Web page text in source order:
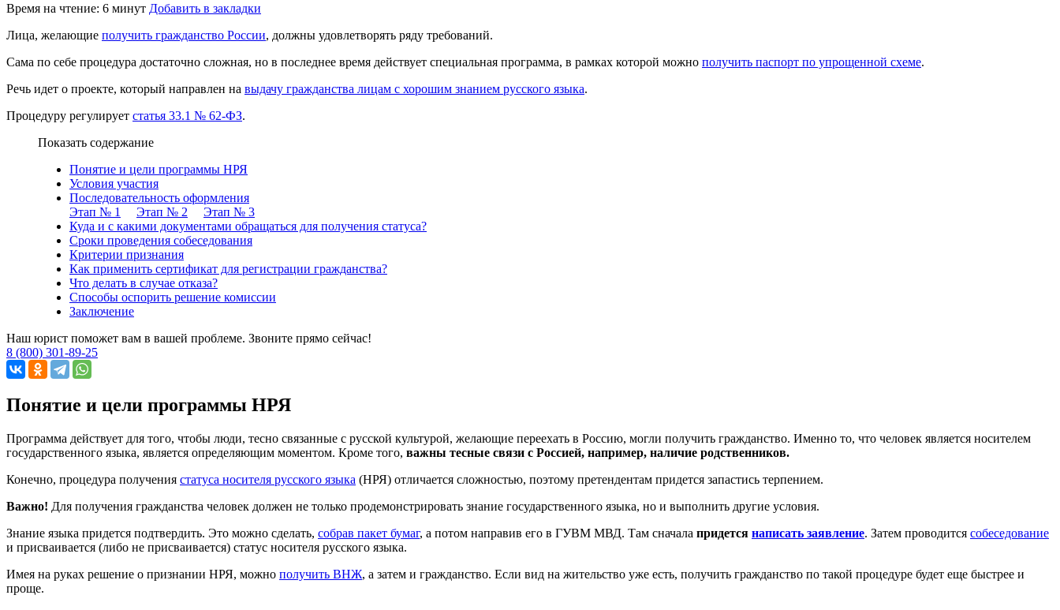
Время на чтение: 6 минут Добавить в закладки
Лица, желающие получить гражданство России, должны удовлетворять ряду требований.
Сама по себе процедура достаточно сложная, но в последнее время действует специальная программа, в рамках которой можно получить паспорт по упрощенной схеме.
Речь идет о проекте, который направлен на выдачу гражданства лицам с хорошим знанием русского языка.
Процедуру регулирует статья 33.1 № 62-ФЗ.
Показать содержание
Понятие и цели программы НРЯ
Условия участия
Последовательность оформления
Этап № 1
Этап № 2
Этап № 3
Куда и с какими документами обращаться для получения статуса?
Сроки проведения собеседования
Критерии признания
Как применить сертификат для регистрации гражданства?
Что делать в случае отказа?
Способы оспорить решение комиссии
Заключение
Наш юрист поможет вам в вашей проблеме. Звоните прямо сейчас!
8 (800) 301-89-25
Понятие и цели программы НРЯ
Программа действует для того, чтобы люди, тесно связанные с русской культурой, желающие переехать в Россию, могли получить гражданство. Именно то, что человек является носителем
государственного языка, является определяющим моментом. Кроме того, важны тесные связи с Россией, например, наличие родственников.
Конечно, процедура получения статуса носителя русского языка (НРЯ) отличается сложностью, поэтому претендентам придется запастись терпением.
Важно! Для получения гражданства человек должен не только продемонстрировать знание государственного языка, но и выполнить другие условия.
Знание языка придется подтвердить. Это можно сделать, собрав пакет бумаг, а потом направив его в ГУВМ МВД. Там сначала придется написать заявление. Затем проводится собеседование
и присваивается (либо не присваивается) статус носителя русского языка.
Имея на руках решение о признании НРЯ, можно получить ВНЖ, а затем и гражданство. Если вид на жительство уже есть, получить гражданство по такой процедуре будет еще быстрее и
проще.